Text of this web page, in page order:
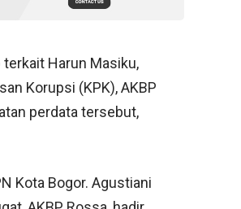
Harun Masiku,
Korupsi (KPK), AKBP
perdata tersebut,
Kota Bogor. Agustiani